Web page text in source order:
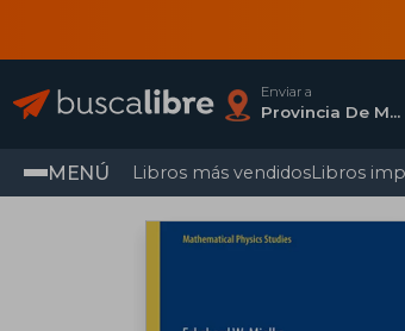
Enviar a
Provincia De Madrid
MENÚ Libros más vendidosLibros